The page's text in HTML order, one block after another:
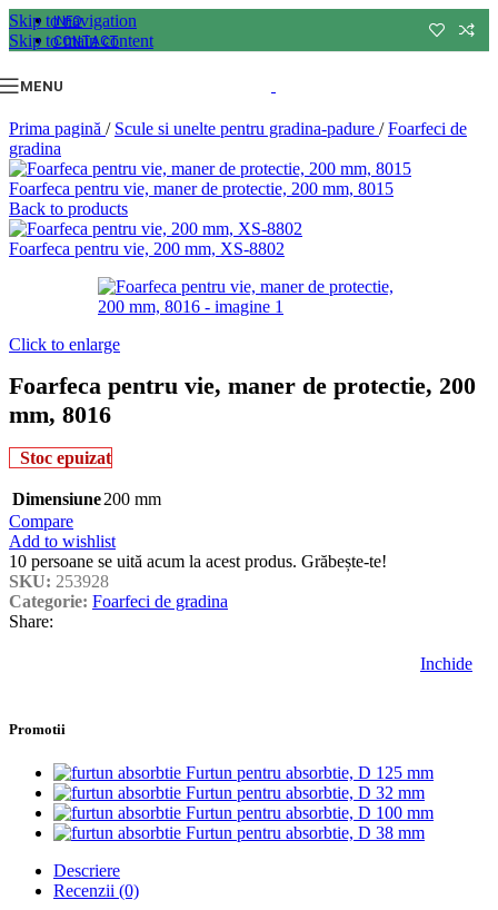
Skip to navigation
Skip to main content
INFO
CONTACT
MENU
Prima pagină / Scule si unelte pentru gradina-padure / Foarfeci de
gradina
Foarfeca pentru vie, maner de protectie, 200 mm, 8015
Back to products
Foarfeca pentru vie, 200 mm, XS-8802
Click to enlarge
Foarfeca pentru vie, maner de protectie, 200
mm, 8016
Stoc epuizat
Dimensiune200 mm
Compare
Add to wishlist
10 persoane se uită acum la acest produs. Grăbește-te!
SKU: 253928
Categorie: Foarfeci de gradina
Share:
Inchide
Promotii
Furtun pentru absorbtie, D 125 mm
Furtun pentru absorbtie, D 32 mm
Furtun pentru absorbtie, D 100 mm
Furtun pentru absorbtie, D 38 mm
Descriere
Recenzii (0)